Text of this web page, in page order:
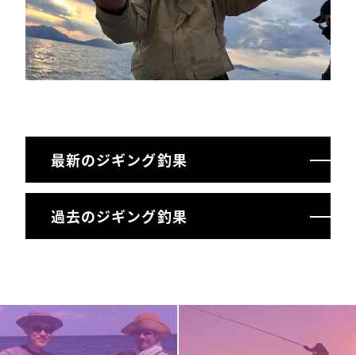
最新のジギング釣果
過去のジギング釣果